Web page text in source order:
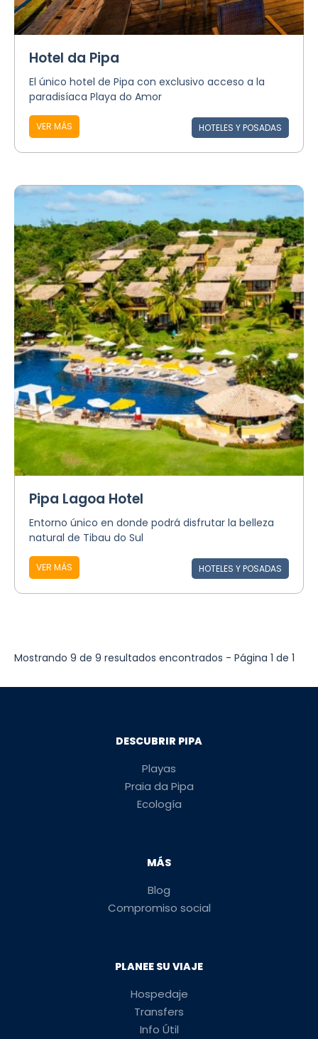
Hotel da Pipa
El único hotel de Pipa con exclusivo acceso a la
paradisíaca Playa do Amor
VER MÁS HOTELES Y POSADAS
Pipa Lagoa Hotel
Entorno único en donde podrá disfrutar la belleza
natural de Tibau do Sul
VER MÁS HOTELES Y POSADAS
Mostrando 9 de 9 resultados encontrados - Página 1 de 1
DESCUBRIR PIPA
Playas
Praia da Pipa
Ecología
MÁS
Blog
Compromiso social
PLANEE SU VIAJE
Hospedaje
Transfers
Info Útil